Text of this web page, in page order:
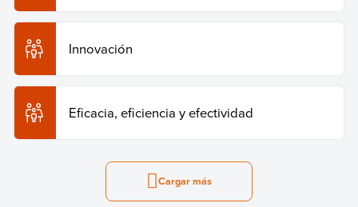
Innovación
Eficacia, eficiencia y efectividad
Cargar más